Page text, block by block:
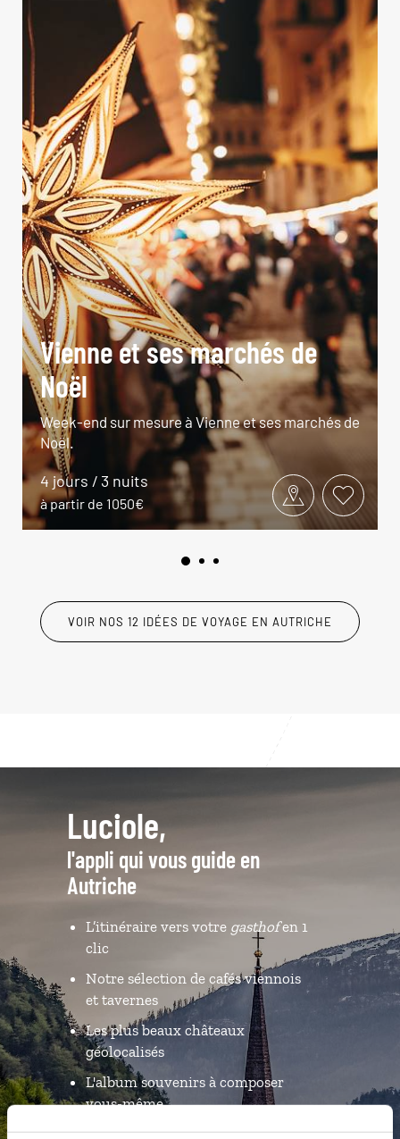
Vienne et ses marchés de
Noël
Week-end sur mesure à Vienne et ses marchés de
Noël.
4 jours / 3 nuits
à partir de 1050€
VOIR NOS 12 IDÉES DE VOYAGE EN AUTRICHE
Luciole,
l'appli qui vous guide en
Autriche
L’itinéraire vers votre gasthofen 1
clic
Notre sélection de cafés viennois
et tavernes
Les plus beaux châteaux
géolocalisés
L'album souvenirs à composer
vous-même